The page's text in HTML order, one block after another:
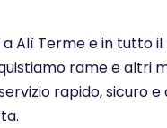
Alì Terme e in tutto
rame e altri
rapido, sicuro